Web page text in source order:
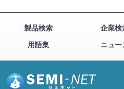
製品検索 企業検
用語集
ニュー